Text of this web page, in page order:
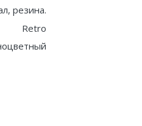
резина.
Retro